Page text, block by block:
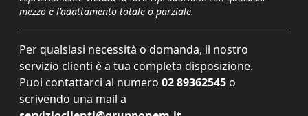
mezzo e l'adattamento totale o parziale.
Per qualsiasi necessità o domanda, il nostro
servizio clienti è a tua completa disposizione.
Puoi contattarci al numero 02 89362545 o
scrivendo una mail a